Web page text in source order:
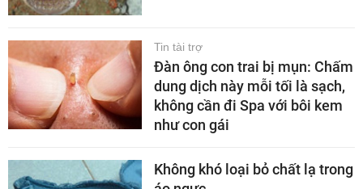
Tin tài trợ
Đàn ông con trai bị mụn: Chấm
dung dịch này mỗi tối là sạch,
không cần đi Spa với bôi kem
như con gái
Không khó loại bỏ chất lạ trong